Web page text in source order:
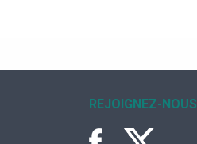
REJOIGNEZ-NOUS